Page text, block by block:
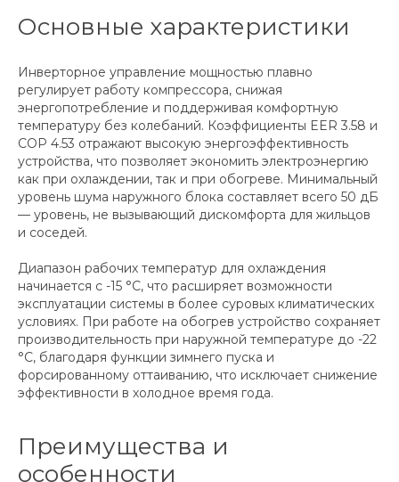
Основные характеристики
Инверторное управление мощностью плавно
регулирует работу компрессора, снижая
энергопотребление и поддерживая комфортную
температуру без колебаний. Коэффициенты EER 3.58 и
COP 4.53 отражают высокую энергоэффективность
устройства, что позволяет экономить электроэнергию
как при охлаждении, так и при обогреве. Минимальный
уровень шума наружного блока составляет всего 50 дБ
— уровень, не вызывающий дискомфорта для жильцов
и соседей.
Диапазон рабочих температур для охлаждения
начинается с -15 °C, что расширяет возможности
эксплуатации системы в более суровых климатических
условиях. При работе на обогрев устройство сохраняет
производительность при наружной температуре до -22
°C, благодаря функции зимнего пуска и
форсированному оттаиванию, что исключает снижение
эффективности в холодное время года.
Преимущества и
особенности